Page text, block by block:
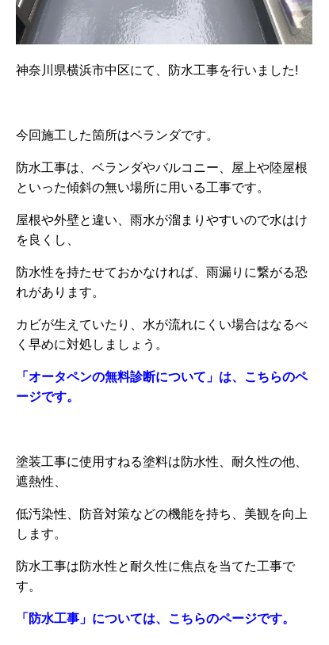
神奈川県横浜市中区にて、防水工事を行いました!
今回施工した箇所はベランダです。
防水工事は、ベランダやバルコニー、屋上や陸屋根
といった傾斜の無い場所に用いる工事です。
屋根や外壁と違い、雨水が溜まりやすいので水はけ
を良くし、
防水性を持たせておかなければ、雨漏りに繋がる恐
れがあります。
カビが生えていたり、水が流れにくい場合はなるべ
く早めに対処しましょう。
「オータペンの無料診断について」は、こちらのペ
ージです。
塗装工事に使用すねる塗料は防水性、耐久性の他、
遮熱性、
低汚染性、防音対策などの機能を持ち、美観を向上
します。
防水工事は防水性と耐久性に焦点を当てた工事で
す。
「防水工事」については、こちらのページです。